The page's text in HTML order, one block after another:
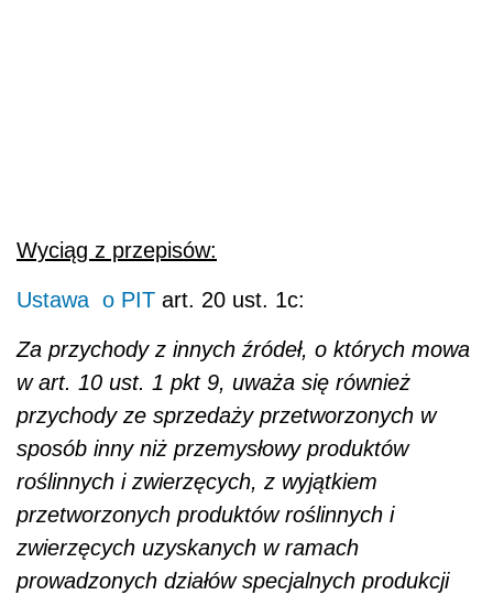
Wyciąg z przepisów:
Ustawa o PIT art. 20 ust. 1c:
Za przychody z innych źródeł, o których mowa
w art. 10 ust. 1 pkt 9, uważa się również
przychody ze sprzedaży przetworzonych w
sposób inny niż przemysłowy produktów
roślinnych i zwierzęcych, z wyjątkiem
przetworzonych produktów roślinnych i
zwierzęcych uzyskanych w ramach
prowadzonych działów specjalnych produkcji